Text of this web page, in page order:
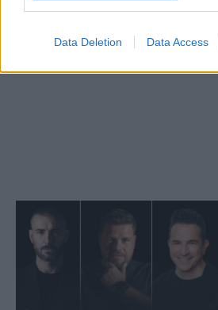
Data Deletion Data Access